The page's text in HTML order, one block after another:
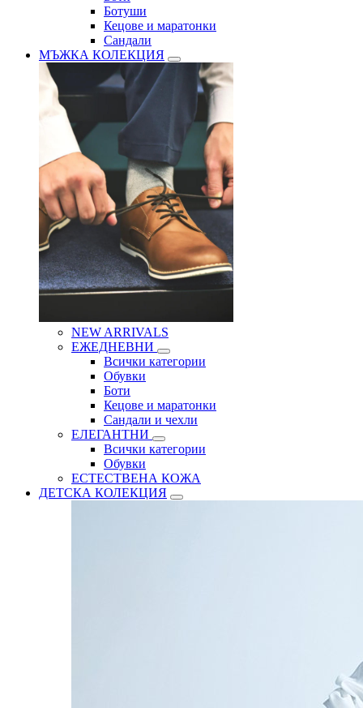
Ботуши
Кецове и маратонки
Сандали
МЪЖКА КОЛЕКЦИЯ
NEW ARRIVALS
ЕЖЕДНЕВНИ
Всички категории
Обувки
Боти
Кецове и маратонки
Сандали и чехли
ЕЛЕГАНТНИ
Всички категории
Обувки
ЕСТЕСТВЕНА КОЖА
ДЕТСКА КОЛЕКЦИЯ